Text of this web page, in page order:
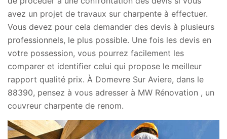
avez un projet de travaux sur charpente à effectuer.
Vous devez pour cela demander des devis à plusieurs
professionnels, le plus possible. Une fois les devis en
votre possession, vous pourrez facilement les
comparer et identifier celui qui propose le meilleur
rapport qualité prix. À Domevre Sur Aviere, dans le
88390, pensez à vous adresser à MW Rénovation , un
couvreur charpente de renom.